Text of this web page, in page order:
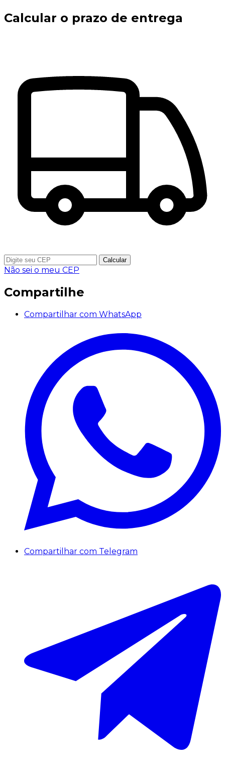
Calcular o prazo de entrega
Calcular
Não sei o meu CEP
Compartilhe
Compartilhar com WhatsApp
Compartilhar com Telegram